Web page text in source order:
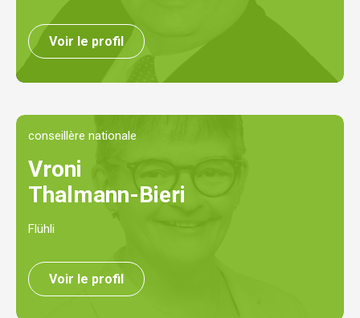
Voir le profil
conseillère nationale
Vroni
Thalmann-Bieri
Flühli
Voir le profil